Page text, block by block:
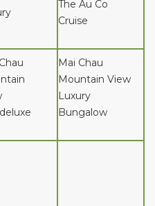
The Au Co
Cruise
Mai Chau
Mountain View
Luxury
Bungalow